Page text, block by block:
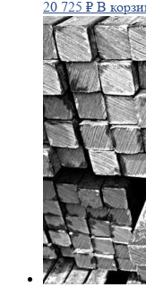
20 725 ₽ В